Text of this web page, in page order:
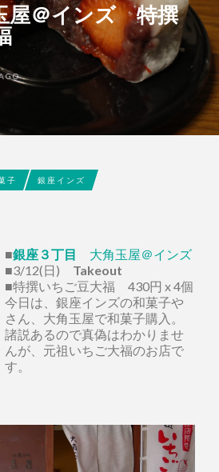
屋＠インズ 特撰
子 銀座インズ
■銀座３丁目
大角玉屋＠インズ
■3/12(日) Takeout
■特撰いちご豆大福 430円 x 4個
今日は、銀座インズの和菓子や
さん、大角玉屋で和菓子購入。
諸説あるので真偽はわかりませ
んが、元祖いちご大福のお店で
す。